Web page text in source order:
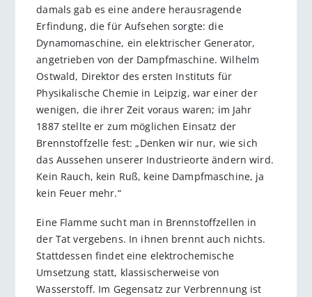
damals gab es eine andere herausragende
Erfindung, die für Aufsehen sorgte: die
Dynamomaschine, ein elektrischer Generator,
angetrieben von der Dampfmaschine. Wilhelm
Ostwald, Direktor des ersten Instituts für
Physikalische Chemie in Leipzig, war einer der
wenigen, die ihrer Zeit voraus waren; im Jahr
1887 stellte er zum möglichen Einsatz der
Brennstoffzelle fest: „Denken wir nur, wie sich
das Aussehen unserer Industrieorte ändern wird.
Kein Rauch, kein Ruß, keine Dampfmaschine, ja
kein Feuer mehr.“
Eine Flamme sucht man in Brennstoffzellen in
der Tat vergebens. In ihnen brennt auch nichts.
Stattdessen findet eine elektrochemische
Umsetzung statt, klassischerweise von
Wasserstoff. Im Gegensatz zur Verbrennung ist